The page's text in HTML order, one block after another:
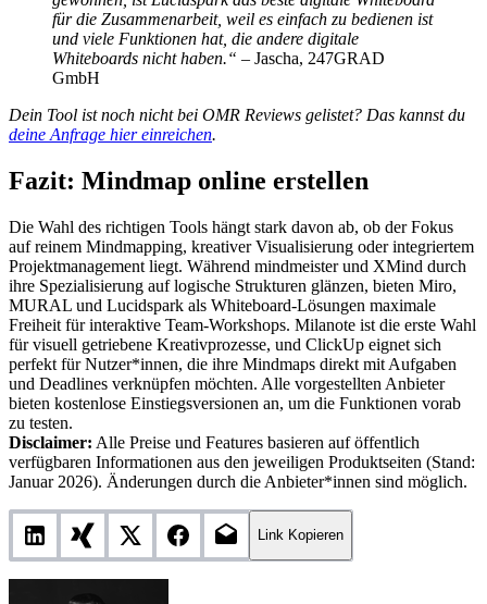
für die Zusammenarbeit, weil es einfach zu bedienen ist
und viele Funktionen hat, die andere digitale
Whiteboards nicht haben.“ – Jascha, 247GRAD
GmbH
Dein Tool ist noch nicht bei OMR Reviews gelistet? Das kannst du
deine Anfrage hier einreichen.
Fazit: Mindmap online erstellen
Die Wahl des richtigen Tools hängt stark davon ab, ob der Fokus
auf reinem Mindmapping, kreativer Visualisierung oder integriertem
Projektmanagement liegt. Während mindmeister und XMind durch
ihre Spezialisierung auf logische Strukturen glänzen, bieten Miro,
MURAL und Lucidspark als Whiteboard-Lösungen maximale
Freiheit für interaktive Team-Workshops. Milanote ist die erste Wahl
für visuell getriebene Kreativprozesse, und ClickUp eignet sich
perfekt für Nutzer*innen, die ihre Mindmaps direkt mit Aufgaben
und Deadlines verknüpfen möchten. Alle vorgestellten Anbieter
bieten kostenlose Einstiegsversionen an, um die Funktionen vorab
zu testen.
Disclaimer: Alle Preise und Features basieren auf öffentlich
verfügbaren Informationen aus den jeweiligen Produktseiten (Stand:
Januar 2026). Änderungen durch die Anbieter*innen sind möglich.
Link Kopieren